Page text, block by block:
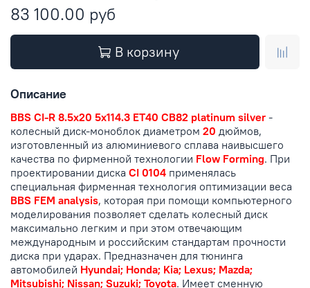
83 100.00 руб
В корзину
Описание
BBS CI-R 8.5x20 5x114.3 ET40 CB82 platinum silver -
колесный диск-моноблок диаметром 20 дюймов,
изготовленный из алюминиевого сплава наивысшего
качества по фирменной технологии Flow Forming. При
проектировании диска CI 0104 применялась
специальная фирменная технология оптимизации веса
BBS FEM analysis, которая при помощи компьютерного
моделирования позволяет сделать колесный диск
максимально легким и при этом отвечающим
международным и российским стандартам прочности
диска при ударах. Предназначен для тюнинга
автомобилей Hyundai; Honda; Kia; Lexus; Mazda;
Mitsubishi; Nissan; Suzuki; Toyota. Имеет сменную